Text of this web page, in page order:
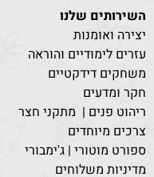
השירותים שלנו
יצירה ואומנות
עזרים לימודיים והוראה
משחקים דידקטיים
חקר ומדעים
ריהוט פנים | מתקני חצר
צרכים מיוחדים
ספורט מוטורי | ג'ימבורי
מדיניות משלוחים